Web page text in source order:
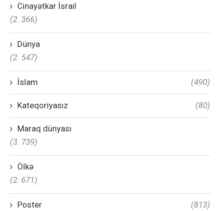
Cinayətkar İsrail
(2. 366)
Dünya
(2. 547)
İslam (490)
Kateqoriyasız (80)
Maraq dünyası
(3. 739)
Ölkə
(2. 671)
Poster (813)